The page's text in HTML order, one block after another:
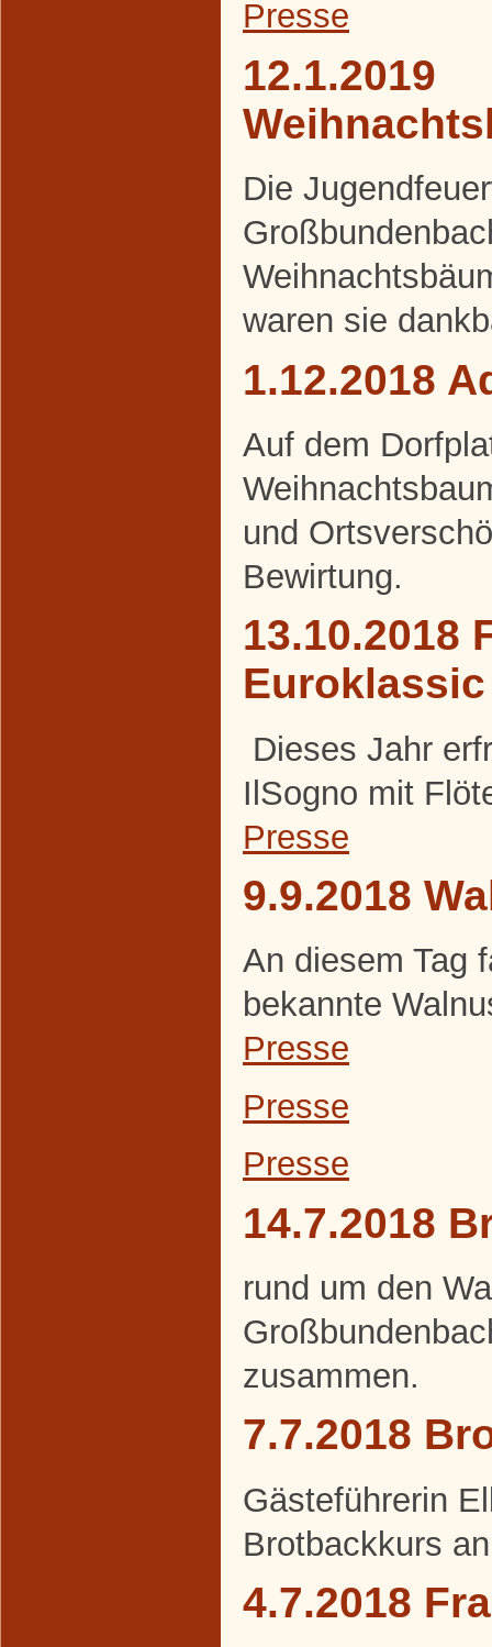
Presse
12.1.2019
Die
waren sie
1.12.2018
Auf dem
und
Bewirtung.
13.10.2018
Euroklassic
Dieses Jahr
IlSogno mit
Presse
9.9.2018
An diesem Tag
bekannte
Presse
Presse
Presse
14.7.2018
rund um den
zusammen.
7.7.2018
Gästeführerin
Brotbackkurs
4.7.2018